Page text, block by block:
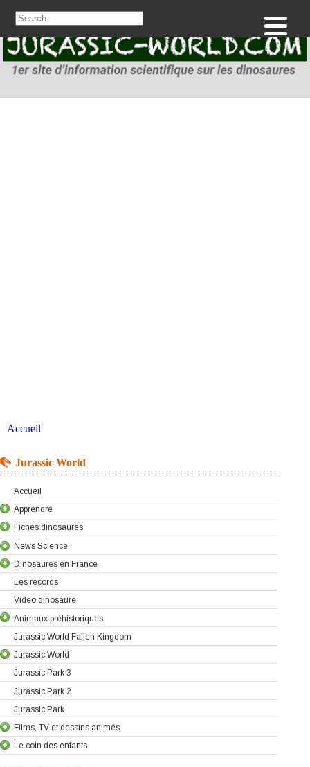
Accueil
Jurassic World
Accueil
Apprendre
Fiches dinosaures
News Science
Dinosaures en France
Les records
Video dinosaure
Animaux préhistoriques
Jurassic World Fallen Kingdom
Jurassic World
Jurassic Park 3
Jurassic Park 2
Jurassic Park
Films, TV et dessins animés
Le coin des enfants